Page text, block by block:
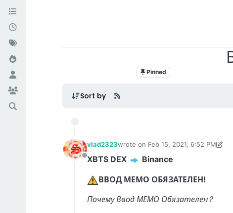
Pinned
Sort by
Offline
vlad2323wrote on Feb 15, 2021, 6:52 PM
last edited by vlad2323May 29,
XBTS DEX ️ Binance
ВВОД МЕМО ОБЯЗАТЕЛЕН!
Почему Ввод МЕМО Обязателен?